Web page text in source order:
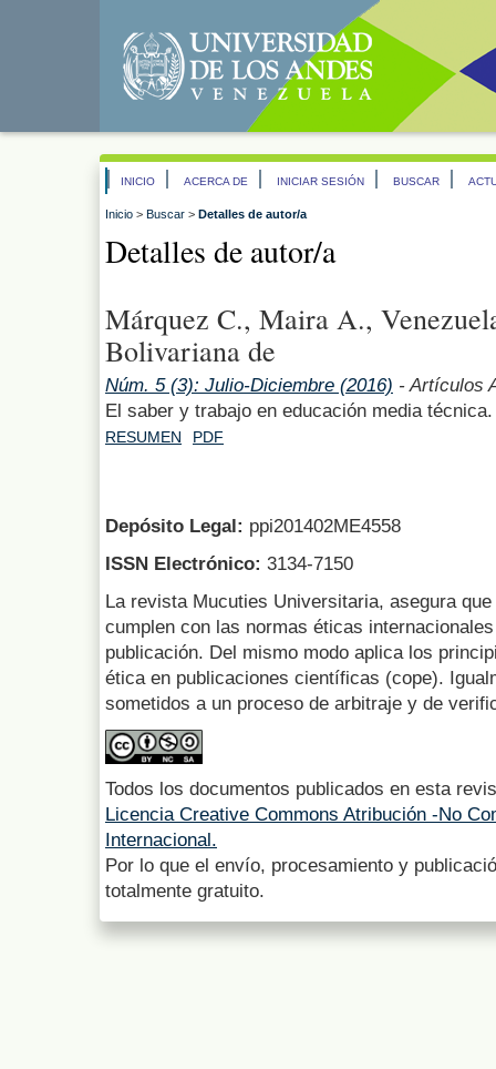
INICIO ACERCA DE INICIAR SESIÓN BUSCAR
Inicio > Buscar > Detalles de autor/a
Detalles de autor/a
Márquez C., Maira A.,
Bolivariana de
Núm. 5 (3): Julio-Diciembre (2016) - Artículos
El saber y trabajo en educación media técnica.
RESUMEN PDF
Depósito Legal: ppi201402ME4558
ISSN Electrónico: 3134-7150
La revista Mucuties Universitaria, asegura
cumplen con las normas éticas
publicación. Del mismo modo aplica los
ética en publicaciones científicas (cope).
sometidos a un proceso de arbitraje y de
Todos los documentos publicados en esta
Licencia Creative Commons Atribución -No
Internacional.
Por lo que el envío, procesamiento y
totalmente gratuito.